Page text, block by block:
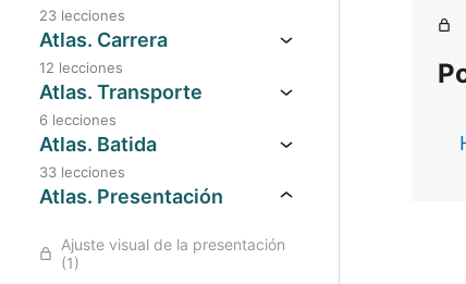
23 lecciones
Atlas. Carrera
12 lecciones
Atlas. Transporte
6 lecciones
Atlas. Batida
33 lecciones
Atlas. Presentación
Ajuste visual de la presentación
(1)